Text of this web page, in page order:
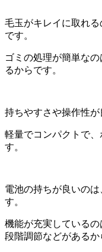
毛玉がキレイに取れ
です。
ゴミの処理が簡単な
るからです。
持ちやすさや操作性が
軽量でコンパクトで
す。
電池の持ちが良いの
す。
機能が充実している
段階調節などがあるか